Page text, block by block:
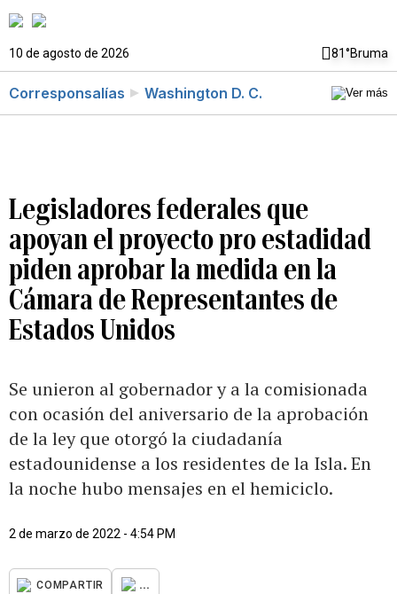
10 de agosto de 2026 81°Bruma
Corresponsalías Washington D. C.
Legisladores federales que
apoyan el proyecto pro estadidad
piden aprobar la medida en la
Cámara de Representantes de
Estados Unidos
Se unieron al gobernador y a la comisionada
con ocasión del aniversario de la aprobación
de la ley que otorgó la ciudadanía
estadounidense a los residentes de la Isla. En
la noche hubo mensajes en el hemiciclo.
2 de marzo de 2022 - 4:54 PM
COMPARTIR ...